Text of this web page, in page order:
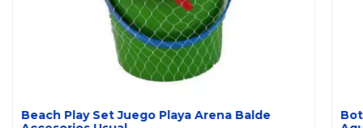
Beach Play Set Juego Playa Arena Balde